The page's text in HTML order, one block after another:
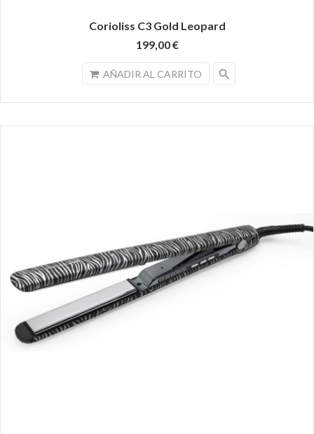
Corioliss C3 Gold Leopard
199,00 €
AÑADIR AL CARRITO search